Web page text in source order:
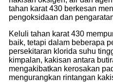
tahan karat 430 berkesan
pengoksidaan dan
Keluli tahan karat 430
baik, tetapi dalam beberapa
persekitaran klorida suhu
kimpalan, kakisan antara
mengakibatkan kerosakan
mengurangkan rintangan